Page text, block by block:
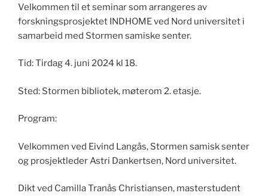
Velkommen til et seminar som arrangeres av
forskningsprosjektet INDHOME ved Nord universitet i
samarbeid med Stormen samiske senter.
Tid: Tirdag 4. juni 2024 kl 18.
Sted: Stormen bibliotek, møterom 2. etasje.
Program:
Velkommen ved Eivind Langås, Stormen samisk senter
og prosjektleder Astri Dankertsen, Nord universitet.
Dikt ved Camilla Tranås Christiansen, masterstudent